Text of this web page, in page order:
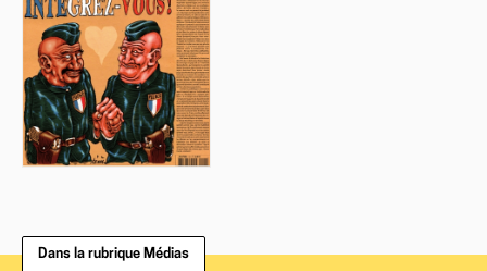
Dans la rubrique Médias